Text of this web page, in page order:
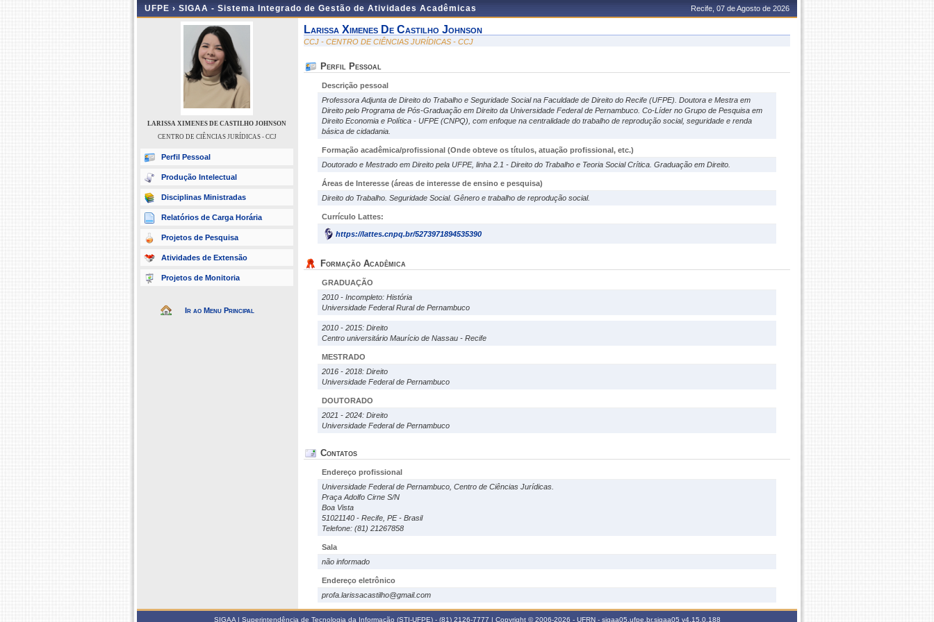
UFPE › SIGAA - Sistema Integrado de Gestão de Atividades Acadêmicas Recife, 07 de Agosto de 2026
LARISSA XIMENES DE CASTILHO JOHNSON
CENTRO DE CIÊNCIAS JURÍDICAS - CCJ
Perfil Pessoal
Produção Intelectual
Disciplinas Ministradas
Relatórios de Carga Horária
Projetos de Pesquisa
Atividades de Extensão
Projetos de Monitoria
Ir ao Menu Principal
Larissa Ximenes De Castilho Johnson
CCJ - CENTRO DE CIÊNCIAS JURÍDICAS - CCJ
Perfil Pessoal
Descrição pessoal
Professora Adjunta de Direito do Trabalho e Seguridade Social na Faculdade de Direito do Recife (UFPE). Doutora e Mestra em
Direito pelo Programa de Pós-Graduação em Direito da Universidade Federal de Pernambuco. Co-Líder no Grupo de Pesquisa em
Direito Economia e Política - UFPE (CNPQ), com enfoque na centralidade do trabalho de reprodução social, seguridade e renda
básica de cidadania.
Formação acadêmica/profissional (Onde obteve os títulos, atuação profissional, etc.)
Doutorado e Mestrado em Direito pela UFPE, linha 2.1 - Direito do Trabalho e Teoria Social Crítica. Graduação em Direito.
Áreas de Interesse (áreas de interesse de ensino e pesquisa)
Direito do Trabalho. Seguridade Social. Gênero e trabalho de reprodução social.
Currículo Lattes:
https://lattes.cnpq.br/5273971894535390
Formação Acadêmica
GRADUAÇÃO
2010 - Incompleto: História
Universidade Federal Rural de Pernambuco
2010 - 2015: Direito
Centro universitário Maurício de Nassau - Recife
MESTRADO
2016 - 2018: Direito
Universidade Federal de Pernambuco
DOUTORADO
2021 - 2024: Direito
Universidade Federal de Pernambuco
Contatos
Endereço profissional
Universidade Federal de Pernambuco, Centro de Ciências Jurídicas.
Praça Adolfo Cirne S/N
Boa Vista
51021140 - Recife, PE - Brasil
Telefone: (81) 21267858
Sala
não informado
Endereço eletrônico
profa.larissacastilho@gmail.com
SIGAA | Superintendência de Tecnologia da Informação (STI-UFPE) - (81) 2126-7777 | Copyright © 2006-2026 - UFRN - sigaa05.ufpe.br.sigaa05 v4.15.0.188